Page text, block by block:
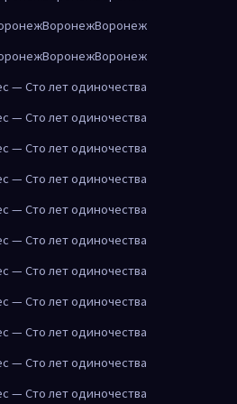
ВоронежВоронеж
ВоронежВоронеж
— Сто лет одиночества
— Сто лет одиночества
— Сто лет одиночества
— Сто лет одиночества
— Сто лет одиночества
— Сто лет одиночества
— Сто лет одиночества
— Сто лет одиночества
— Сто лет одиночества
— Сто лет одиночества
— Сто лет одиночества